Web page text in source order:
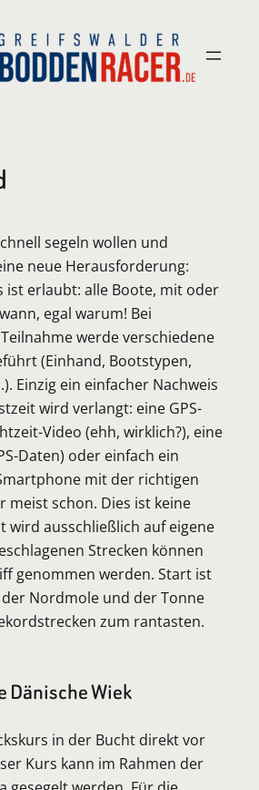
segeln wollen und
neue Herausforderung:
ist erlaubt: alle Boote, mit oder
egal warum! Bei
werde verschiedene
(Einhand, Bootstypen,
Einzig ein einfacher Nachweis
wird verlangt: eine GPS-
Video (ehh, wirklich?), eine
Daten) oder einfach ein
mit der richtigen
meist schon. Dies ist keine
wird ausschließlich auf eigene
Strecken können
genommen werden. Start ist
Nordmole und der Tonne
zum rantasten.
Dänische Wiek
in der Bucht direkt vor
Kurs kann im Rahmen der